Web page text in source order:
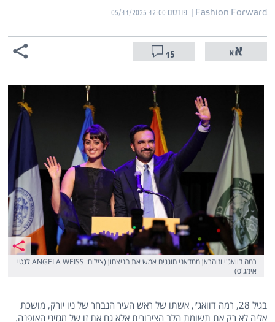
Fashion Forward | ‏ פורסם ‎05/11/2025 12:00
15
רמה דוואג'י וזוהראן ממדאני חוגגים אמש את הניצחון (צילום: ANGELA WEISS לגטי
אימג'ס)
בגיל 28, רמה דוואג'י, אשתו של ראש העיר הנבחר של ניו יורק, מושכת
אליה לא רק את תשומת הלב הציבורית אלא גם את זו של מגזיני האופנה.